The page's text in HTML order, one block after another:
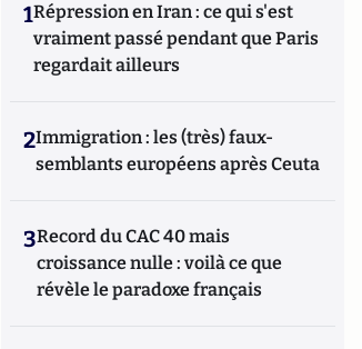
1Répression en Iran : ce qui s'est
vraiment passé pendant que Paris
regardait ailleurs
2Immigration : les (très) faux-
semblants européens après Ceuta
3Record du CAC 40 mais
croissance nulle : voilà ce que
révèle le paradoxe français